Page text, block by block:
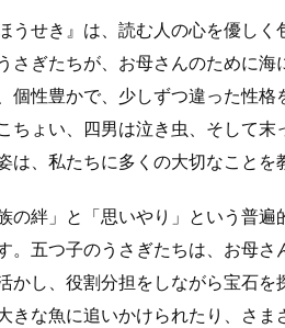
うせき』は、読む人の心を優し
さぎたちが、お母さんのために
個性豊かで、少しずつ違った性
ちょい、四男は泣き虫、そして
は、私たちに多くの大切なことを
の絆」と「思いやり」という普
。五つ子のうさぎたちは、お母
かし、役割分担をしながら宝石
きな魚に追いかけられたり、さ